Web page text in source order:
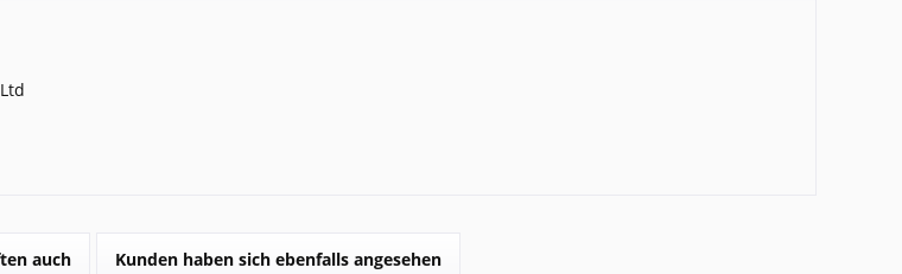
auch Kunden haben sich ebenfalls angesehen